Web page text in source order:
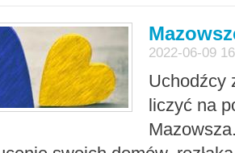
2022-06-09
Uchodźcy
liczyć na